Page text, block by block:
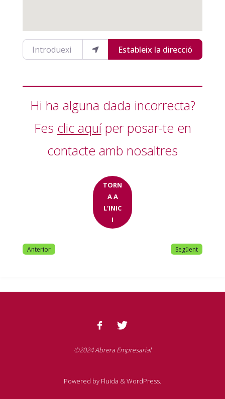
Introduexi la teva ubicació Estableix la direcció
Hi ha alguna dada incorrecta?
Fes clic aquíper posar-te en
contacte amb nosaltres
TORN
A A
L'INIC
I
Anterior Següent
©2024 Abrera Empresarial
Powered by Fluida &WordPress.